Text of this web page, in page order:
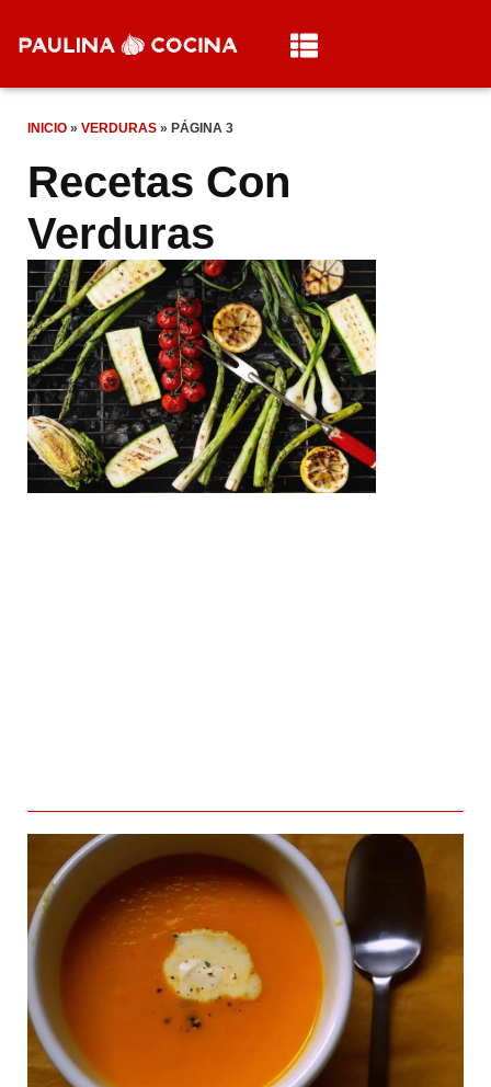
INICIO » VERDURAS » PÁGINA 3
Recetas Con
Verduras